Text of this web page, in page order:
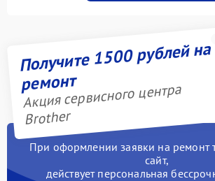
Получите 1500 рублей на
ремонт
Акция сервисного центра
Brother
При оформлении заявки на ремонт
сайт,
действует персональная